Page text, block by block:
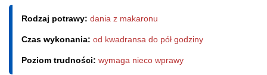
Rodzaj potrawy: dania z makaronu
Czas wykonania: od kwadransa do pół godziny
Poziom trudności: wymaga nieco wprawy